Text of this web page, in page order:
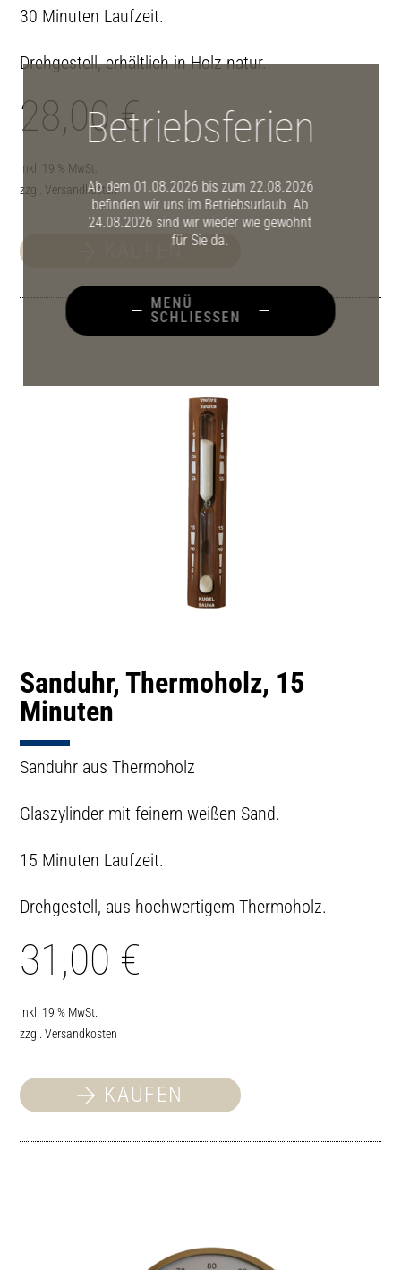
30 Minuten Laufzeit.
Drehgestell, erhältlich in Holz natur.
28,00€
inkl. 19 % MwSt.
zzgl. Versandkosten
KAUFEN
Sanduhr, Thermoholz, 15
Minuten
Sanduhr aus Thermoholz
Glaszylinder mit feinem weißen Sand.
15 Minuten Laufzeit.
Drehgestell, aus hochwertigem Thermoholz.
31,00 €
inkl. 19 % MwSt.
zzgl.Versandkosten
KAUFEN
Ab dem 01.08.2026 bis zum 22.08.2026
befinden wir uns im Betriebsurlaub. Ab
24.08.2026 sind wir wieder wie gewohnt
für Sie da.
Betriebsferien
MENÜ
SCHLIESSEN